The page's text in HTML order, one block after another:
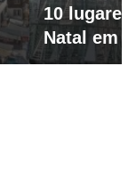
10
Natal em